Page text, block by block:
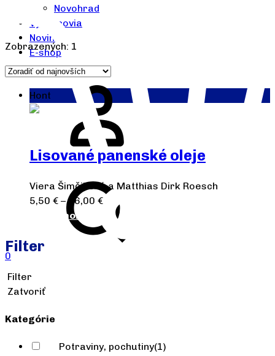
Novohrad
Výrobcovia
Novinky
E-shop
0
Zobrazených: 1
Hont
Lisované panenské oleje
Viera Šimčiková a Matthias Dirk Roesch
5,50 € –16,00 €
Výber možností
Filter
Filter
Zatvoriť
Kategórie
Potraviny, pochutiny(1)